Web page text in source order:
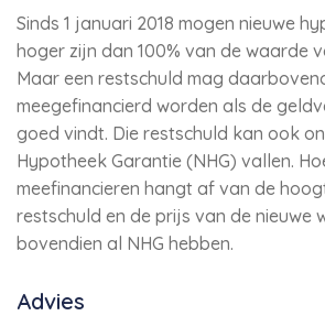
Sinds 1 januari 2018 mogen nieuwe
hoger zijn dan 100% van de waarde
Maar een restschuld mag
meegefinancierd worden als de
goed vindt. Die restschuld kan ook
Hypotheek Garantie (NHG) vallen.
meefinancieren hangt af van de
restschuld en de prijs van de nieuwe
bovendien al NHG hebben.
Advies